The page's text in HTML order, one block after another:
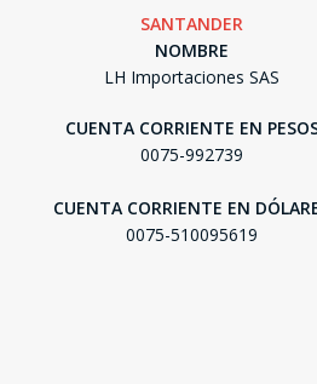
SANTANDER
NOMBRE
LH Importaciones SAS
CUENTA CORRIENTE EN
0075-992739
CUENTA CORRIENTE EN
0075-510095619
COMPRANDO
TU COMPRA